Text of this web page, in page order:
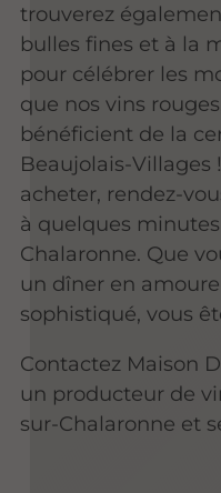
trouverez
bulles fines et à la
pour célébrer les
que nos vins
bénéficient de la
Beaujolais-Villages
acheter, rendez-
à quelques
Chalaronne. Que
un dîner en
sophistiqué, vous
Contactez Maison
un producteur de
sur-Chalaronne et